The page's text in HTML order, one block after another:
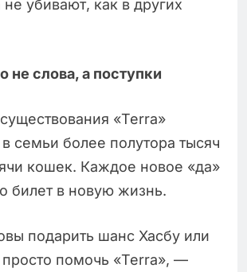
не убивают, как в других
не слова, а поступки
«Terra»
семьи более полутора тысяч
кошек. Каждое новое «да»
билет в новую жизнь.
подарить шанс Хасбу или
помочь «Terra», —